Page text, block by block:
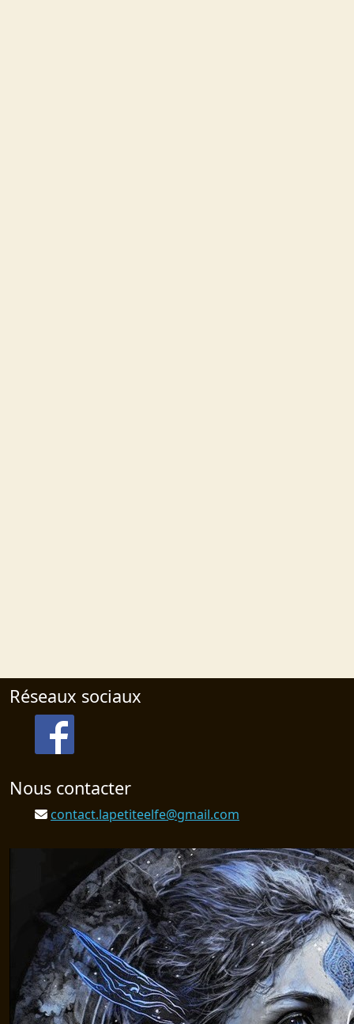
Réseaux sociaux
Nous contacter
contact.lapetiteelfe@gmail.com